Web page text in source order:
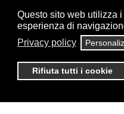
Questo sito web utilizza
esperienza di
Privacy policy
Rifiuta tutti i cookie
Codice Fiscale:
01129720759-Codice
UFY1HC
contenuti:Antonio
ClioCom© copyright